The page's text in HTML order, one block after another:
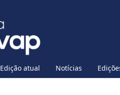
Edição atual Notícias